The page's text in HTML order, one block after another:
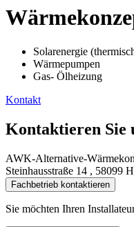
Solarenergie
Wärmepumpen
Gas- Ölheizung
Kontakt
Kontaktieren Sie
AWK-Alternative-
Steinhausstraße 14 , 58099
Fachbetrieb kontaktieren
Sie möchten Ihren